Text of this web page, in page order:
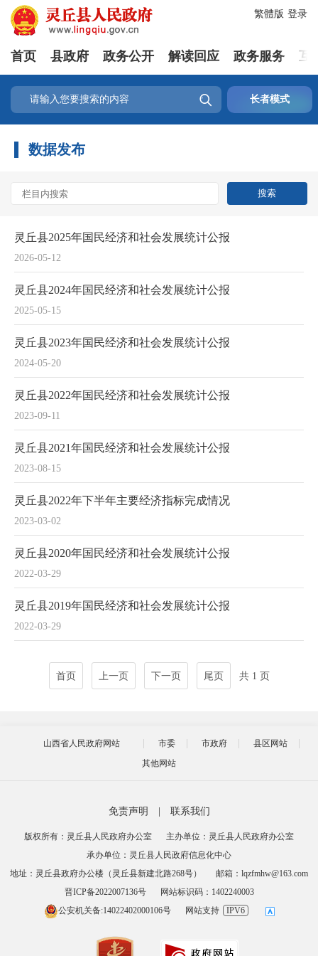
登录
繁體版
首页 县政府 政务公开 解读回应 政务服务 互
 长者模式
数据发布
2026-05-12
灵丘县2025年国民经济和社会发展统计公报
2025-05-15
灵丘县2024年国民经济和社会发展统计公报
2024-05-20
灵丘县2023年国民经济和社会发展统计公报
2023-09-11
灵丘县2022年国民经济和社会发展统计公报
2023-08-15
灵丘县2021年国民经济和社会发展统计公报
2023-03-02
灵丘县2022年下半年主要经济指标完成情况
2022-03-29
灵丘县2020年国民经济和社会发展统计公报
2022-03-29
灵丘县2019年国民经济和社会发展统计公报
首页 上一页 下一页 尾页 共 1 页
山西省人民政府网站 市委 市政府
县区网站
其他网站
免责声明 联系我们
版权所有：灵丘县人民政府办公室
主办单位：灵丘县人民政府办公室
承办单位：灵丘县人民政府信息化中心
地址：灵丘县政府办公楼（灵丘县新建北路268号）
邮箱：lqzfmhw@163.com
晋ICP备2022007136号
网站标识码：1402240003
公安机关备:14022402000106号
网站支持 IPV6